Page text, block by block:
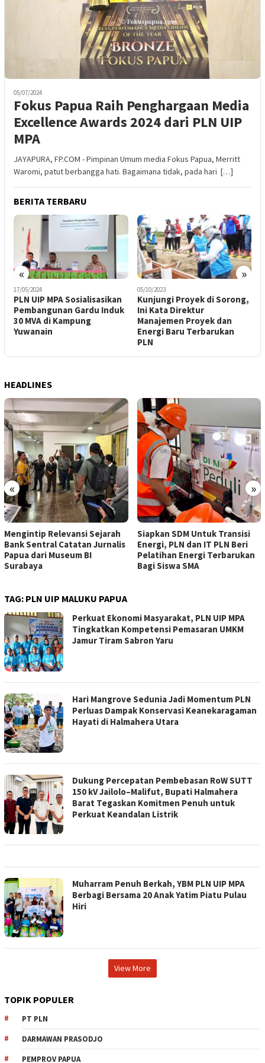
05/07/2024
Fokus Papua Raih Penghargaan Media
Excellence Awards 2024 dari PLN UIP
MPA
JAYAPURA, FP.COM - Pimpinan Umum media Fokus Papua, Merritt
Waromi, patut berbangga hati. Bagaimana tidak, pada hari […]
BERITA TERBARU
« »
17/05/2024
PLN UIP MPA Sosialisasikan
Pembangunan Gardu Induk
30 MVA di Kampung
Yuwanain
05/10/2023
Kunjungi Proyek di Sorong,
Ini Kata Direktur
Manajemen Proyek dan
Energi Baru Terbarukan
PLN
HEADLINES
« »
Mengintip Relevansi Sejarah
Bank Sentral Catatan Jurnalis
Papua dari Museum BI
Surabaya
Siapkan SDM Untuk Transisi
Energi, PLN dan IT PLN Beri
Pelatihan Energi Terbarukan
Bagi Siswa SMA
TAG: PLN UIP MALUKU PAPUA
Perkuat Ekonomi Masyarakat, PLN UIP MPA
Tingkatkan Kompetensi Pemasaran UMKM
Jamur Tiram Sabron Yaru
Hari Mangrove Sedunia Jadi Momentum PLN
Perluas Dampak Konservasi Keanekaragaman
Hayati di Halmahera Utara
Dukung Percepatan Pembebasan RoW SUTT
150 kV Jailolo–Malifut, Bupati Halmahera
Barat Tegaskan Komitmen Penuh untuk
Perkuat Keandalan Listrik
Muharram Penuh Berkah, YBM PLN UIP MPA
Berbagi Bersama 20 Anak Yatim Piatu Pulau
Hiri
View More
TOPIK POPULER
PT PLN
DARMAWAN PRASODJO
PEMPROV PAPUA